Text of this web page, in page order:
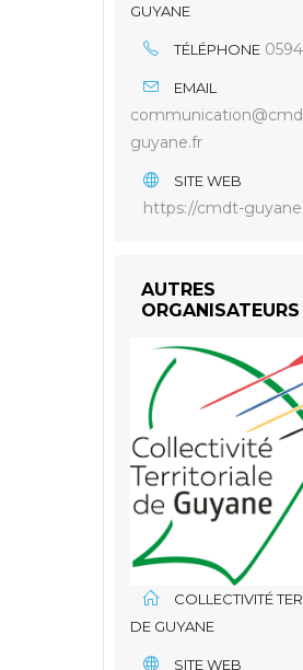
GUYANE
TÉLÉPHONE
EMAIL
guyane.fr
SITE WEB
https://cmdt-
AUTRES
ORGANISATEURS
COLLECTIVITÉ
DE GUYANE
SITE WEB